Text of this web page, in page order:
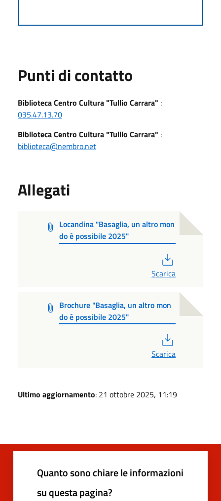
Punti di contatto
Biblioteca Centro Cultura "Tullio Carrara" :
035.47.13.70
Biblioteca Centro Cultura "Tullio Carrara" :
biblioteca@nembro.net
Allegati
Locandina "Basaglia, un altro mon
do è possibile 2025"
Scarica
Brochure "Basaglia, un altro mon
do è possibile 2025"
Scarica
Ultimo aggiornamento: 21 ottobre 2025, 11:19
Quanto sono chiare le informazioni
su questa pagina?